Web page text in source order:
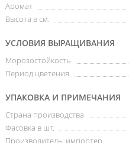
Аромат
Высота в см.
УСЛОВИЯ ВЫРАЩИВАНИЯ
Морозостойкость
Период цветения
УПАКОВКА И ПРИМЕЧАНИЯ
Страна производства
Фасовка в шт.